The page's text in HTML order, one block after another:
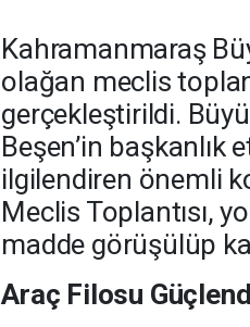
Kahramanmaraş
olağan meclis
gerçekleştirildi.
Beşen’in başkanlık
ilgilendiren önemli
Meclis Toplantısı,
madde görüşülüp
Araç Filosu